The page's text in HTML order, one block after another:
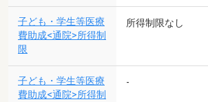
子ども・学生等医療
費助成<通院>所得制
限
所得制限なし
子ども・学生等医療
費助成<通院>所得制
-